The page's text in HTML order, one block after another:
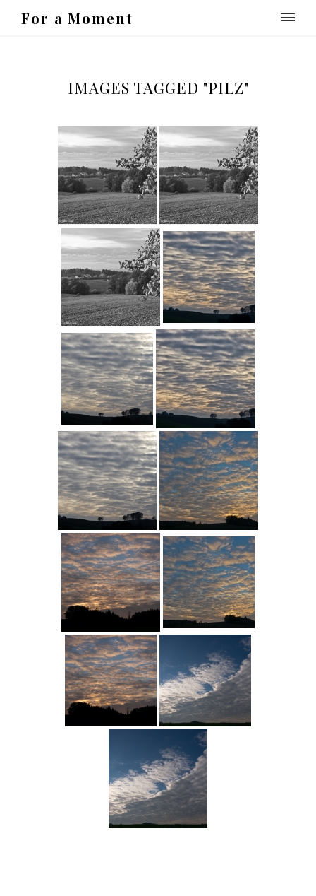
For a Moment
IMAGES TAGGED "PILZ"